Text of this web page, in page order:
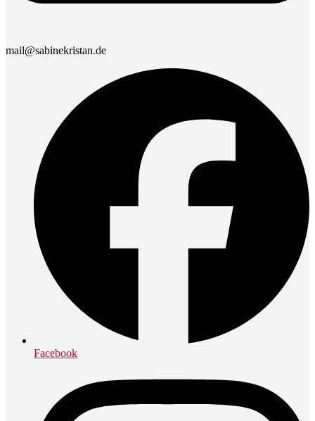
mail@sabinekristan.de
Facebook